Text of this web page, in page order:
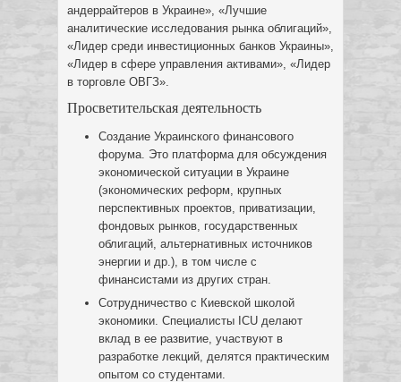
андеррайтеров в Украине», «Лучшие
аналитические исследования рынка облигаций»,
«Лидер среди инвестиционных банков Украины»,
«Лидер в сфере управления активами», «Лидер
в торговле ОВГЗ».
Просветительская деятельность
Создание Украинского финансового
форума. Это платформа для обсуждения
экономической ситуации в Украине
(экономических реформ, крупных
перспективных проектов, приватизации,
фондовых рынков, государственных
облигаций, альтернативных источников
энергии и др.), в том числе с
финансистами из других стран.
Сотрудничество с Киевской школой
экономики. Специалисты ICU делают
вклад в ее развитие, участвуют в
разработке лекций, делятся практическим
опытом со студентами.